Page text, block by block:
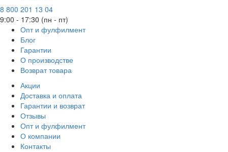
8 800 201 13 04
9:00 - 17:30 (пн - пт)
Опт и фулфилмент
Блог
Гарантии
О производстве
Возврат товара
Акции
Доставка и оплата
Гарантии и возврат
Отзывы
Опт и фулфилмент
О компании
Контакты